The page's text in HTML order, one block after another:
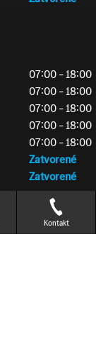
07:00 – 18:00
07:00 – 18:00
07:00 – 18:00
07:00 – 18:00
07:00 – 18:00
Zatvorené
Zatvorené
Kontakt